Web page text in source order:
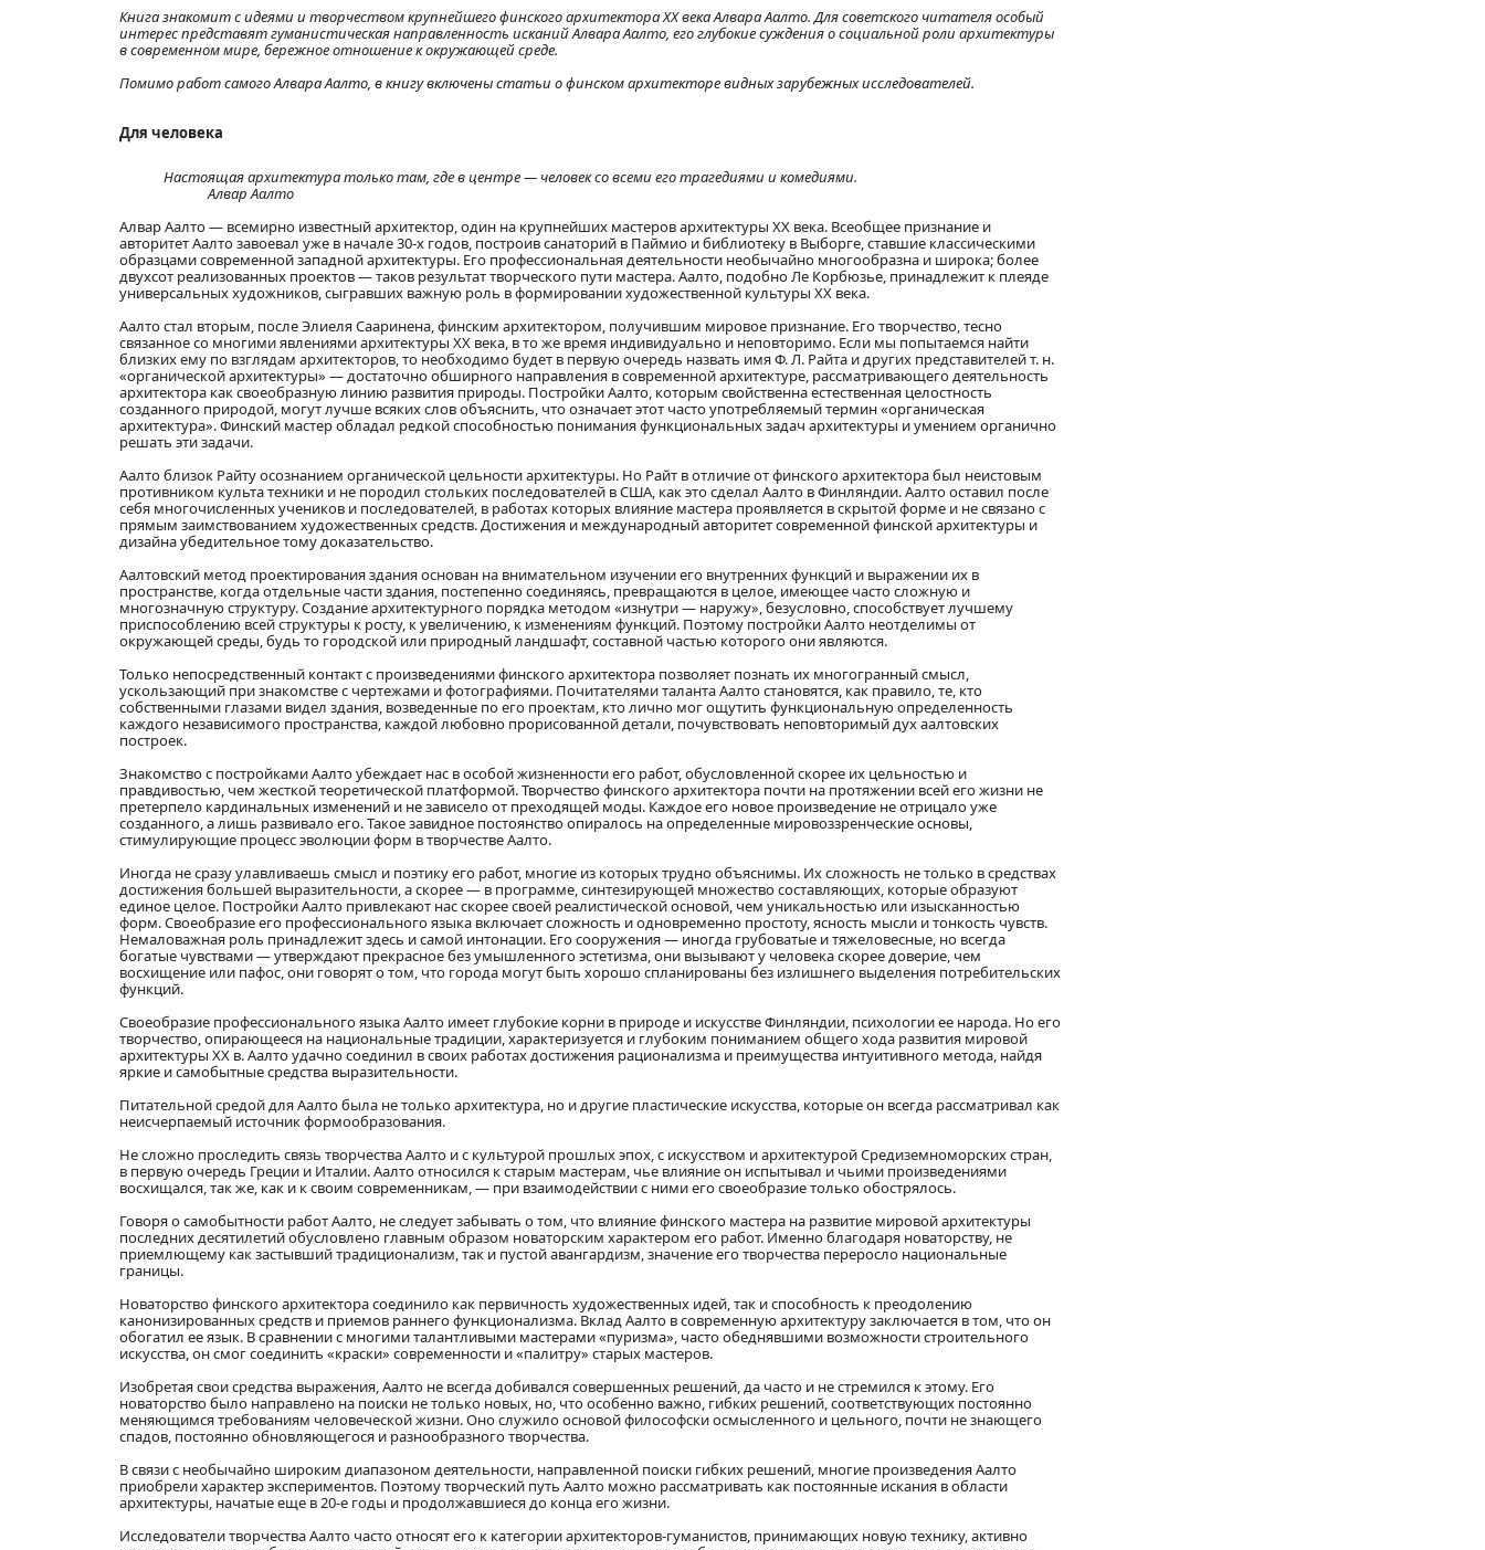
Книга знакомит с идеями и творчеством крупнейшего финского архитектора XX века Алвара Аалто. Для советского читателя особый
интерес представят гуманистическая направленность исканий Алвара Аалто, его глубокие суждения о социальной роли архитектуры
в современном мире, бережное отношение к окружающей среде.
Помимо работ самого Алвара Аалто, в книгу включены статьи о финском архитекторе видных зарубежных исследователей.
Для человека
Настоящая архитектура только там, где в центре — человек со всеми его трагедиями и комедиями.
Алвар Аалто
Алвар Аалто — всемирно известный архитектор, один на крупнейших мастеров архитектуры XX века. Всеобщее признание и
авторитет Аалто завоевал уже в начале 30-х годов, построив санаторий в Паймио и библиотеку в Выборге, ставшие классическими
образцами современной западной архитектуры. Его профессиональная деятельности необычайно многообразна и широка; более
двухсот реализованных проектов — таков результат творческого пути мастера. Аалто, подобно Ле Корбюзье, принадлежит к плеяде
универсальных художников, сыгравших важную роль в формировании художественной культуры XX века.
Аалто стал вторым, после Элиеля Сааринена, финским архитектором, получившим мировое признание. Его творчество, тесно
связанное со многими явлениями архитектуры XX века, в то же время индивидуально и неповторимо. Если мы попытаемся найти
близких ему по взглядам архитекторов, то необходимо будет в первую очередь назвать имя Ф. Л. Райта и других представителей т. н.
«органической архитектуры» — достаточно обширного направления в современной архитектуре, рассматривающего деятельность
архитектора как своеобразную линию развития природы. Постройки Аалто, которым свойственна естественная целостность
созданного природой, могут лучше всяких слов объяснить, что означает этот часто употребляемый термин «органическая
архитектура». Финский мастер обладал редкой способностью понимания функциональных задач архитектуры и умением органично
решать эти задачи.
Аалто близок Райту осознанием органической цельности архитектуры. Но Райт в отличие от финского архитектора был неистовым
противником культа техники и не породил стольких последователей в США, как это сделал Аалто в Финляндии. Аалто оставил после
себя многочисленных учеников и последователей, в работах которых влияние мастера проявляется в скрытой форме и не связано с
прямым заимствованием художественных средств. Достижения и международный авторитет современной финской архитектуры и
дизайна убедительное тому доказательство.
Аалтовский метод проектирования здания основан на внимательном изучении его внутренних функций и выражении их в
пространстве, когда отдельные части здания, постепенно соединяясь, превращаются в целое, имеющее часто сложную и
многозначную структуру. Создание архитектурного порядка методом «изнутри — наружу», безусловно, способствует лучшему
приспособлению всей структуры к росту, к увеличению, к изменениям функций. Поэтому постройки Аалто неотделимы от
окружающей среды, будь то городской или природный ландшафт, составной частью которого они являются.
Только непосредственный контакт с произведениями финского архитектора позволяет познать их многогранный смысл,
ускользающий при знакомстве с чертежами и фотографиями. Почитателями таланта Аалто становятся, как правило, те, кто
собственными глазами видел здания, возведенные по его проектам, кто лично мог ощутить функциональную определенность
каждого независимого пространства, каждой любовно прорисованной детали, почувствовать неповторимый дух аалтовских
построек.
Знакомство с постройками Аалто убеждает нас в особой жизненности его работ, обусловленной скорее их цельностью и
правдивостью, чем жесткой теоретической платформой. Творчество финского архитектора почти на протяжении всей его жизни не
претерпело кардинальных изменений и не зависело от преходящей моды. Каждое его новое произведение не отрицало уже
созданного, а лишь развивало его. Такое завидное постоянство опиралось на определенные мировоззренческие основы,
стимулирующие процесс эволюции форм в творчестве Аалто.
Иногда не сразу улавливаешь смысл и поэтику его работ, многие из которых трудно объяснимы. Их сложность не только в средствах
достижения большей выразительности, а скорее — в программе, синтезирующей множество составляющих, которые образуют
единое целое. Постройки Аалто привлекают нас скорее своей реалистической основой, чем уникальностью или изысканностью
форм. Своеобразие его профессионального языка включает сложность и одновременно простоту, ясность мысли и тонкость чувств.
Немаловажная роль принадлежит здесь и самой интонации. Его сооружения — иногда грубоватые и тяжеловесные, но всегда
богатые чувствами — утверждают прекрасное без умышленного эстетизма, они вызывают у человека скорее доверие, чем
восхищение или пафос, они говорят о том, что города могут быть хорошо спланированы без излишнего выделения потребительских
функций.
Своеобразие профессионального языка Аалто имеет глубокие корни в природе и искусстве Финляндии, психологии ее народа. Но его
творчество, опирающееся на национальные традиции, характеризуется и глубоким пониманием общего хода развития мировой
архитектуры XX в. Аалто удачно соединил в своих работах достижения рационализма и преимущества интуитивного метода, найдя
яркие и самобытные средства выразительности.
Питательной средой для Аалто была не только архитектура, но и другие пластические искусства, которые он всегда рассматривал как
неисчерпаемый источник формообразования.
Не сложно проследить связь творчества Аалто и с культурой прошлых эпох, с искусством и архитектурой Средиземноморских стран,
в первую очередь Греции и Италии. Аалто относился к старым мастерам, чье влияние он испытывал и чьими произведениями
восхищался, так же, как и к своим современникам, — при взаимодействии с ними его своеобразие только обострялось.
Говоря о самобытности работ Аалто, не следует забывать о том, что влияние финского мастера на развитие мировой архитектуры
последних десятилетий обусловлено главным образом новаторским характером его работ. Именно благодаря новаторству, не
приемлющему как застывший традиционализм, так и пустой авангардизм, значение его творчества переросло национальные
границы.
Новаторство финского архитектора соединило как первичность художественных идей, так и способность к преодолению
канонизированных средств и приемов раннего функционализма. Вклад Аалто в современную архитектуру заключается в том, что он
обогатил ее язык. В сравнении с многими талантливыми мастерами «пуризма», часто обеднявшими возможности строительного
искусства, он смог соединить «краски» современности и «палитру» старых мастеров.
Изобретая свои средства выражения, Аалто не всегда добивался совершенных решений, да часто и не стремился к этому. Его
новаторство было направлено на поиски не только новых, но, что особенно важно, гибких решений, соответствующих постоянно
меняющимся требованиям человеческой жизни. Оно служило основой философски осмысленного и цельного, почти не знающего
спадов, постоянно обновляющегося и разнообразного творчества.
В связи с необычайно широким диапазоном деятельности, направленной поиски гибких решений, многие произведения Аалто
приобрели характер экспериментов. Поэтому творческий путь Аалто можно рассматривать как постоянные искания в области
архитектуры, начатые еще в 20-е годы и продолжавшиеся до конца его жизни.
Исследователи творчества Аалто часто относят его к категории архитекторов-гуманистов, принимающих новую технику, активно